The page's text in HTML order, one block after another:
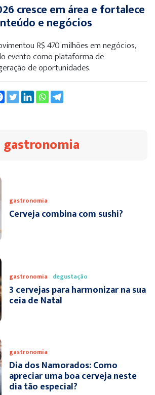
cresce em área e fortalece
e negócios
R$ 470 milhões em negócios,
evento como plataforma de
de oportunidades.
gastronomia
gastronomia
Cerveja combina com sushi?
gastronomia degustação
3 cervejas para harmonizar na sua
ceia de Natal
gastronomia
Dia dos Namorados: Como
apreciar uma boa cerveja neste
dia tão especial?